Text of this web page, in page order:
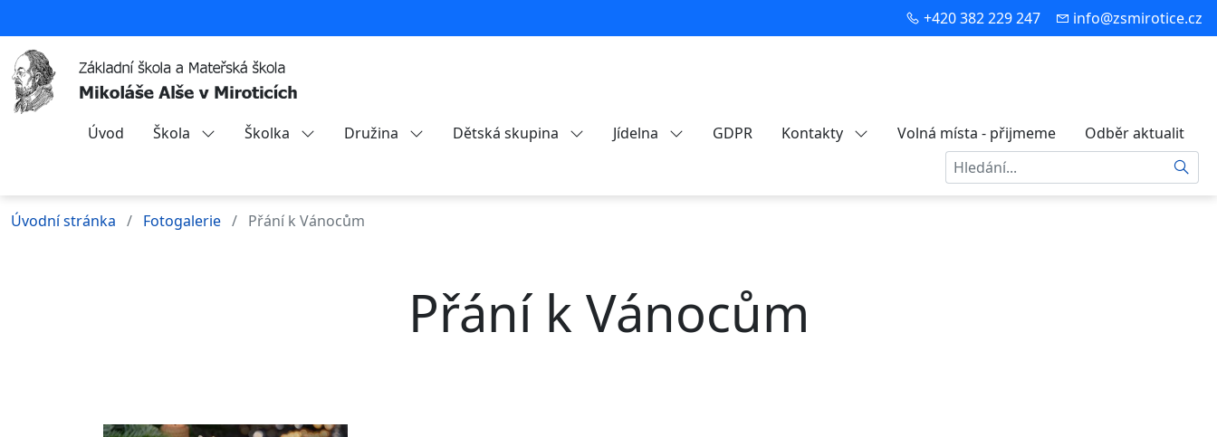
+420 382 229 247 info@zsmirotice.cz
Úvod Škola Školka Družina Dětská skupina Jídelna GDPR Kontakty Volná místa - přijmeme
Odběr aktualit
Hledat
Úvodní stránka Fotogalerie Přání k Vánocům
Přání k Vánocům